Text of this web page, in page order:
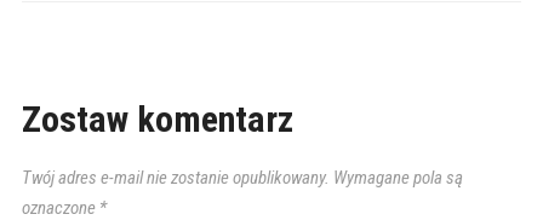
Zostaw komentarz
Twój adres e-mail nie zostanie opublikowany. Wymagane pola są
oznaczone *